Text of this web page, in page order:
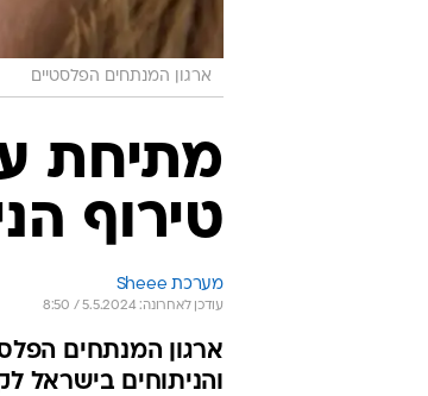
ארגון המנתחים הפלסטיים
מתיחת
טירוף
מערכת Sheee
עודכן לאחרונה: 5.5.2024 / 8:50
ארגון המנתחים